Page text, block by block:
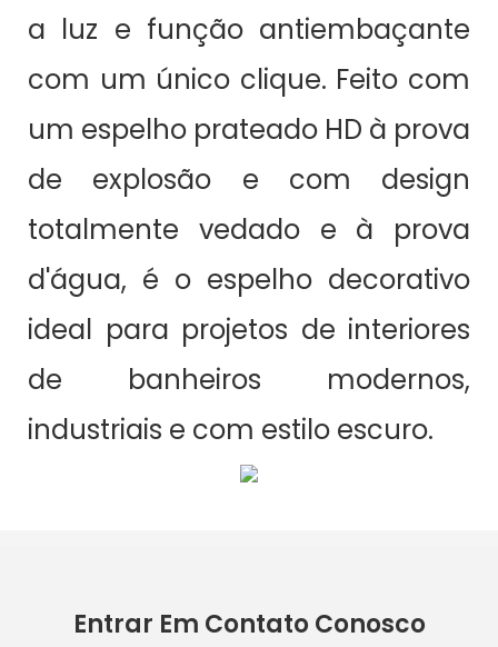
a luz e função antiembaçante
com um único clique. Feito com
um espelho prateado HD à prova
de explosão e com design
totalmente vedado e à prova
d'água, é o espelho decorativo
ideal para projetos de interiores
de banheiros modernos,
industriais e com estilo escuro.
Entrar Em Contato Conosco